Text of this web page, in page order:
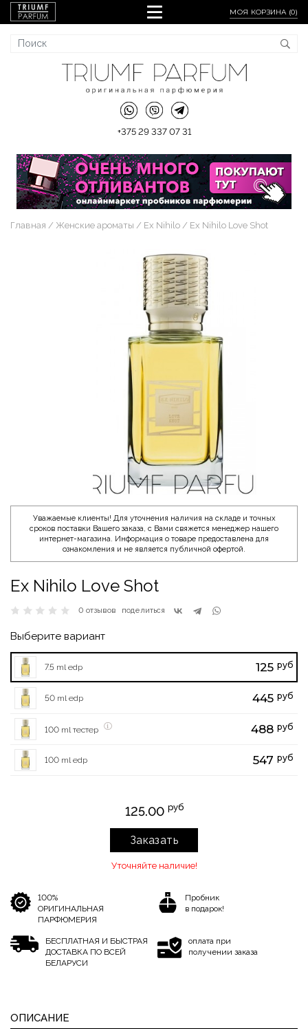
МОЯ КОРЗИНА (0)
+375 29 337 07 31
Главная Женские ароматы Ex Nihilo Ex Nihilo Love Shot
Уважаемые клиенты! Для уточнения наличия на складе и точных
сроков поставки Вашего заказа, с Вами свяжется менеджер нашего
интернет-магазина. Информация о товаре предоставлена для
ознакомления и не является публичной офертой.
Ex Nihilo Love Shot
0 отзывов поделиться
Выберите вариант
7.5 ml edp 125 руб
50 ml edp 445 руб
100 ml тестер 488 руб
100 ml edp 547 руб
125.00 руб
Заказать
Уточняйте наличие!
100%
ОРИГИНАЛЬНАЯ
ПАРФЮМЕРИЯ
Пробник
в подарок!
БЕСПЛАТНАЯ И БЫСТРАЯ
ДОСТАВКА ПО ВСЕЙ
БЕЛАРУСИ
оплата при
получении заказа
ОПИСАНИЕ